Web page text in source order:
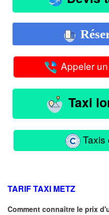
Appeler
Taxi
Taxis
TARIF TAXI METZ
Comment connaître le prix